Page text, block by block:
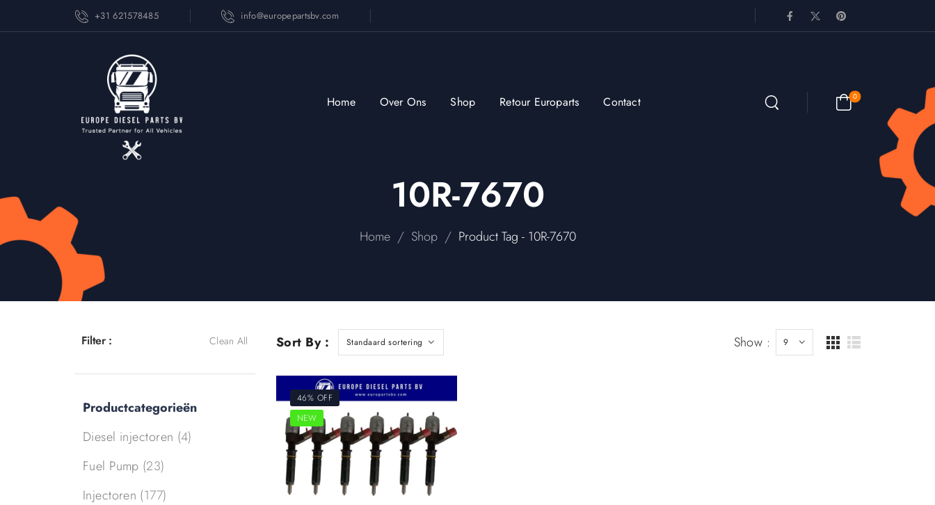
+31 621578485 info@europepartsbv.com
Home Over Ons Shop Retour Europarts Contact 0
10R-7670
Home / Shop / Product Tag - 10R-7670
Filter : Clean All
Productcategorieën
Diesel injectoren (4)
Fuel Pump (23)
Injectoren (177)
Sort By : Show :
46% OFF
NEW